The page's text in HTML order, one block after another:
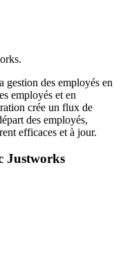
des employés en
employés et en
crée un flux de
des employés,
efficaces et à jour.
Justworks